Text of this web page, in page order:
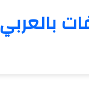
بالعربي